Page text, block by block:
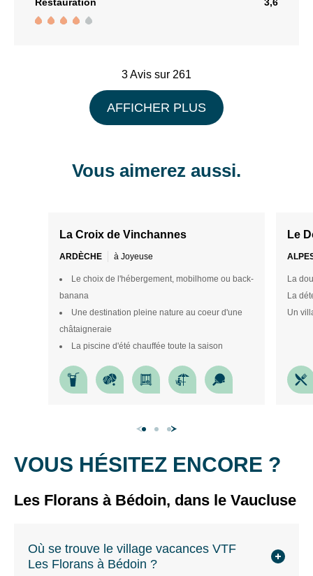
3 Avis sur 261
AFFICHER PLUS
Vous aimerez aussi.
15
La Croix de Vinchannes
ARDÈCHE à Joyeuse
Le choix de l'hébergement, mobilhome ou back-
banana
Une destination pleine nature au coeur d'une
châtaigneraie
La piscine d'été chauffée toute la saison
Le
La
La
Un
VOUS HÉSITEZ ENCORE ?
Les Florans à Bédoin, dans le Vaucluse
Où se trouve le village vacances VTF
Les Florans à Bédoin ?